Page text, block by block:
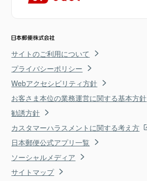
サイトのご利用について
プライバシーポリシー
Webアクセシビリティ方針
お客さま本位の業務運営に関する基本方針
勧誘方針
カスタマーハラスメントに関する考え方
日本郵便公式アプリ一覧
ソーシャルメディア
サイトマップ